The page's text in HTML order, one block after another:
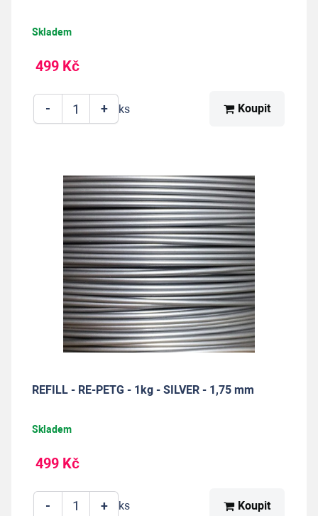
Skladem
499 Kč
+
- ks Koupit
REFILL - RE-PETG - 1kg - SILVER - 1,75 mm
Skladem
499 Kč
+
- ks Koupit